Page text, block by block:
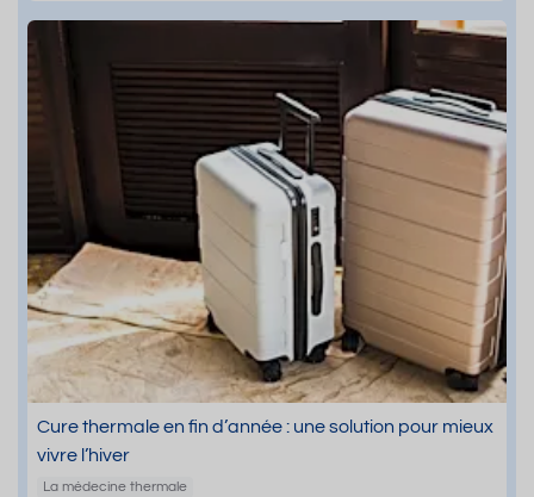
Cure thermale en fin d’année : une solution pour mieux
vivre l’hiver
La médecine thermale